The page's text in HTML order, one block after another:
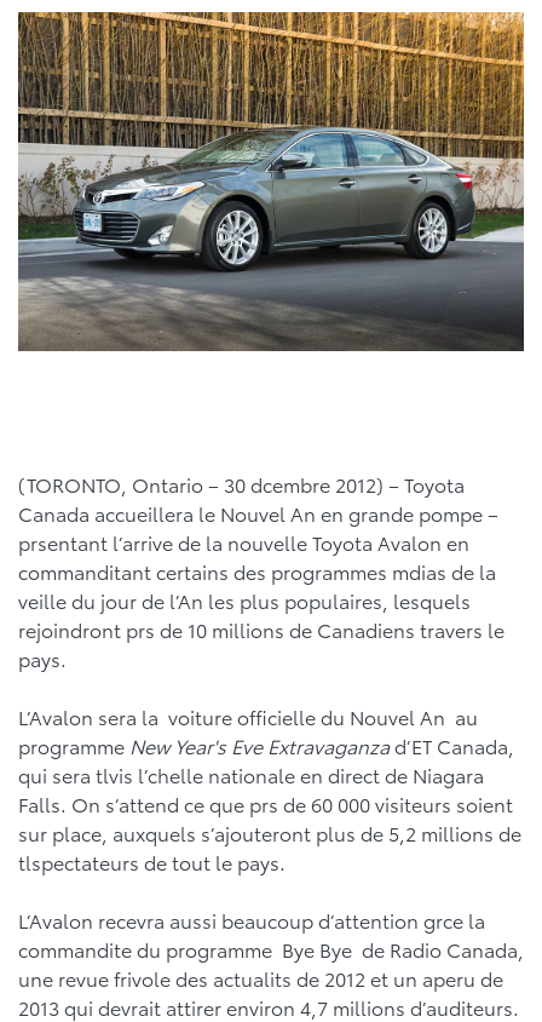
(TORONTO, Ontario – 30 dcembre 2012) – Toyota
Canada accueillera le Nouvel An en grande pompe –
prsentant l’arrive de la nouvelle Toyota Avalon en
commanditant certains des programmes mdias de la
veille du jour de l’An les plus populaires, lesquels
rejoindront prs de 10 millions de Canadiens travers le
pays.
L’Avalon sera la voiture officielle du Nouvel An au
programme New Year's Eve Extravaganzad’ET Canada,
qui sera tlvis l’chelle nationale en direct de Niagara
Falls. On s’attend ce que prs de 60 000 visiteurs soient
sur place, auxquels s’ajouteront plus de 5,2 millions de
tlspectateurs de tout le pays.
L’Avalon recevra aussi beaucoup d’attention grce la
commandite du programme Bye Bye de Radio Canada,
une revue frivole des actualits de 2012 et un aperu de
2013 qui devrait attirer environ 4,7 millions d’auditeurs.